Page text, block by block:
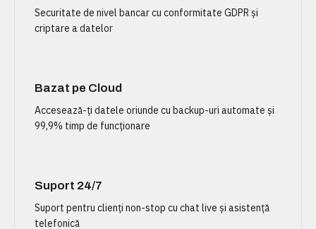
Securitate de nivel bancar cu conformitate GDPR și
criptare a datelor
Bazat pe Cloud
Accesează-ți datele oriunde cu backup-uri automate și
99,9% timp de funcționare
Suport 24/7
Suport pentru clienți non-stop cu chat live și asistență
telefonică